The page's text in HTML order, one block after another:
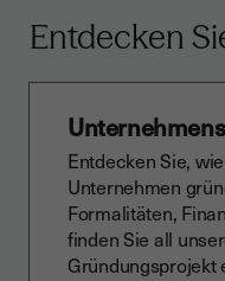
Entdecken
Entdecken Sie,
Unternehmen
Formalitäten,
finden Sie all
Gründungsprojekt